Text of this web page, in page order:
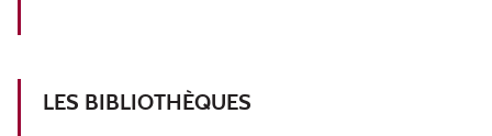
LES BIBLIOTHÈQUES